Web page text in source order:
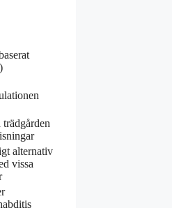
alternativ
vissa